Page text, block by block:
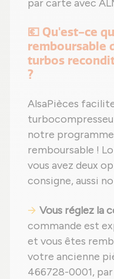
par carte avec
💶 Qu'est-ce
remboursable
turbos
?
AlsaPièces
notre
remboursable !
vous avez deux
consigne, aussi
Vous réglez la
commande est
et vous êtes
votre ancienne
466728-0001,